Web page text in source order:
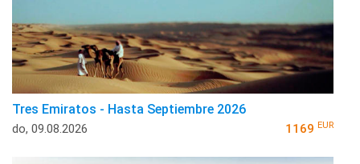
Tres Emiratos - Hasta Septiembre 2026
do, 09.08.2026 1169 EUR